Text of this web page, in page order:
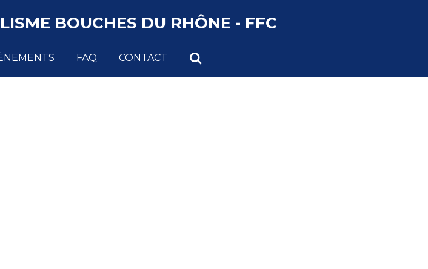
BOUCHES DU RHÔNE - FFC
FAQ CONTACT